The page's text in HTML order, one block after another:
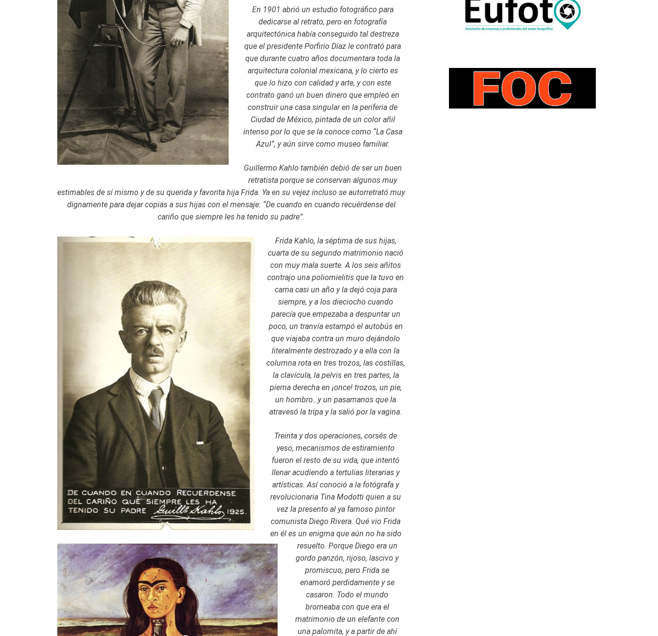
En 1901 abrió un estudio fotográfico para
dedicarse al retrato, pero en fotografía
arquitectónica había conseguido tal destreza
que el presidente Porfirio Díaz le contrató para
que durante cuatro años documentara toda la
arquitectura colonial mexicana, y lo cierto es
que lo hizo con calidad y arte, y con este
contrato ganó un buen dinero que empleó en
construir una casa singular en la periferia de
Ciudad de México, pintada de un color añil
intenso por lo que se la conoce como “La Casa
Azul”, y aún sirve como museo familiar.
Guillermo Kahlo también debió de ser un buen
retratista porque se conservan algunos muy
estimables de sí mismo y de su querida y favorita hija Frida. Ya en su vejez incluso se autorretrató muy
dignamente para dejar copias a sus hijas con el mensaje: “De cuando en cuando recuérdense del
cariño que siempre les ha tenido su padre”.
Frida Kahlo, la séptima de sus hijas,
cuarta de su segundo matrimonio nació
con muy mala suerte. A los seis añitos
contrajo una poliomielitis que la tuvo en
cama casi un año y la dejó coja para
siempre, y a los dieciocho cuando
parecía que empezaba a despuntar un
poco, un tranvía estampó el autobús en
que viajaba contra un muro dejándolo
literalmente destrozado y a ella con la
columna rota en tres trozos, las costillas,
la clavícula, la pelvis en tres partes, la
pierna derecha en ¡once! trozos, un pie,
un hombro…y un pasamanos que la
atravesó la tripa y la salió por la vagina.
Treinta y dos operaciones, corsés de
yeso, mecanismos de estiramiento
fueron el resto de su vida, que intentó
llenar acudiendo a tertulias literarias y
artísticas. Así conoció a la fotógrafa y
revolucionaria Tina Modotti quien a su
vez la presento al ya famoso pintor
comunista Diego Rivera. Qué vio Frida
en él es un enigma que aún no ha sido
resuelto. Porque Diego era un
gordo panzón, rijoso, lascivo y
promiscuo, pero Frida se
enamoró perdidamente y se
casaron. Todo el mundo
bromeaba con que era el
matrimonio de un elefante con
una palomita, y a partir de ahí